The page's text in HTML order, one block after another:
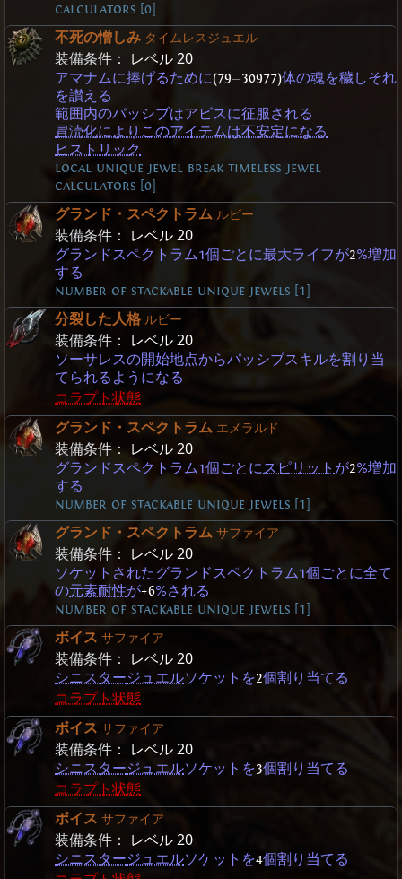
calculators [0]
不死の憎しみ タイムレスジュエル
装備条件： レベル 20
アマナムに捧げるために(79—30977)体の魂を穢しそれ
を讃える
範囲内のパッシブはアビスに征服される
冒涜化によりこのアイテムは不安定になる
ヒストリック
local unique jewel break timeless jewel
calculators [0]
グランド・スペクトラム ルビー
装備条件： レベル 20
グランドスペクトラム1個ごとに最大ライフが2%増加
する
number of stackable unique jewels [1]
分裂した人格 ルビー
装備条件： レベル 20
ソーサレスの開始地点からパッシブスキルを割り当
てられるようになる
コラプト状態
グランド・スペクトラム エメラルド
装備条件： レベル 20
グランドスペクトラム1個ごとにスピリット が2%増加
する
number of stackable unique jewels [1]
グランド・スペクトラム サファイア
装備条件： レベル 20
ソケットされたグランドスペクトラム1個ごとに全て
の元素耐性が+6%される
number of stackable unique jewels [1]
ボイス サファイア
装備条件： レベル 20
シニスタージュエルソケットを2個割り当てる
コラプト状態
ボイス サファイア
装備条件： レベル 20
シニスタージュエルソケットを3個割り当てる
コラプト状態
ボイス サファイア
装備条件： レベル 20
シニスタージュエルソケットを4個割り当てる